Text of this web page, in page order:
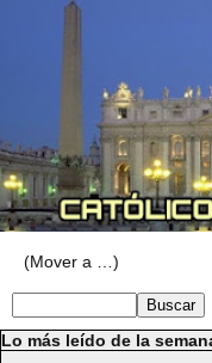
Lo más leído de la